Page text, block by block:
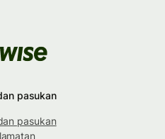
pasukan
pasukan